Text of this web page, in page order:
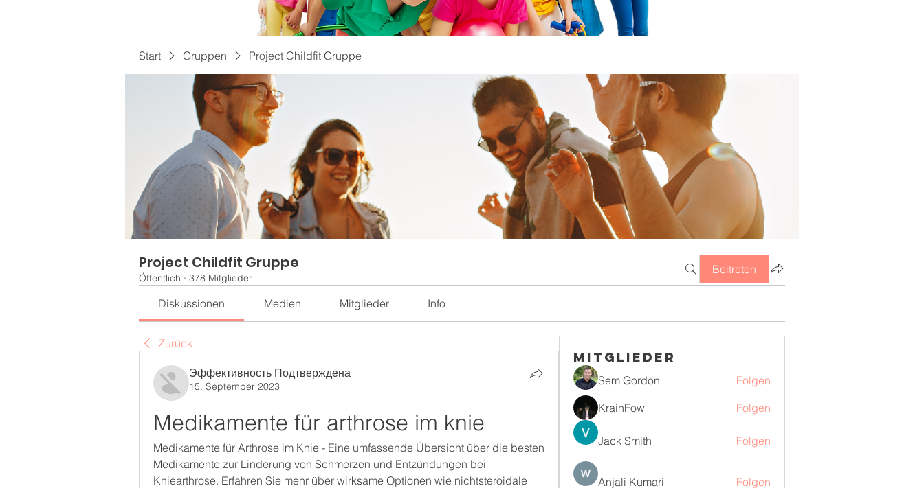
Start Gruppen Project Childfit Gruppe
Project Childfit Gruppe
Öffentlich · 378 Mitglieder
Beitreten
Diskussionen Medien Mitglieder Info
Zurück
Эффективность Подтверждена
15. September 2023
Medikamente für arthrose im knie
Medikamente für Arthrose im Knie - Eine umfassende Übersicht über die besten
Medikamente zur Linderung von Schmerzen und Entzündungen bei
Kniearthrose. Erfahren Sie mehr über wirksame Optionen wie nichtsteroidale
Mitglieder
Sem Gordon
Folgen
KrainFow
Folgen
Jack Smith Folgen
Anjali Kumari Folgen